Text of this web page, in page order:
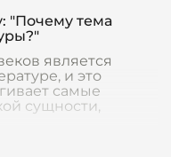
"Почему тема
является
и это
самые
сущности,